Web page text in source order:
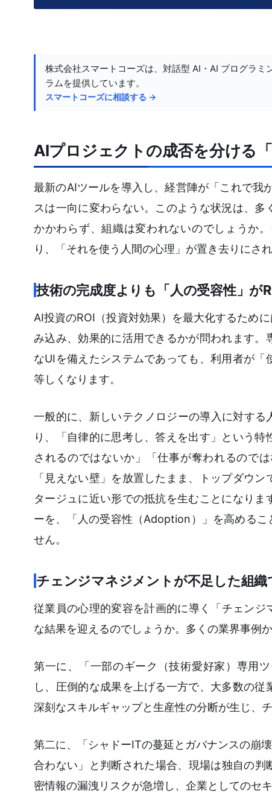
株式会社スマートコーズは、対話型 AI・AI プログラ
ラムを提供しています。
スマートコーズに相談する →
AIプロジェクトの成否を分ける
最新のAIツールを導入し、経営陣が「これで我
スは一向に変わらない。このような状況は、
かかわらず、組織は変われないのでしょうか
り、「それを使う人間の心理」が置き去りにさ
技術の完成度よりも「人の受容性」が
AI投資のROI（投資対効果）を最大化するため
み込み、効果的に活用できるかが問われます
なUIを備えたシステムであっても、利用者が
等しくなります。
一般的に、新しいテクノロジーの導入に対す
り、「自律的に思考し、答えを出す」という
されるのではないか」「仕事が奪われるので
「見えない壁」を放置したまま、トップダウ
タージュに近い形での抵抗を生むことになり
ーを、「人の受容性（Adoption）」を高める
せん。
チェンジマネジメントが不足した組
従業員の心理的変容を計画的に導く「チェン
な結果を迎えるのでしょうか。多くの業界事例
第一に、「一部のギーク（技術愛好家）専用
し、圧倒的な成果を上げる一方で、大多数の
深刻なスキルギャップと生産性の分断が生じ、
第二に、「シャドーITの蔓延とガバナンスの崩
合わない」と判断された場合、現場は独自の
密情報の漏洩リスクが急増し、企業としてのセ